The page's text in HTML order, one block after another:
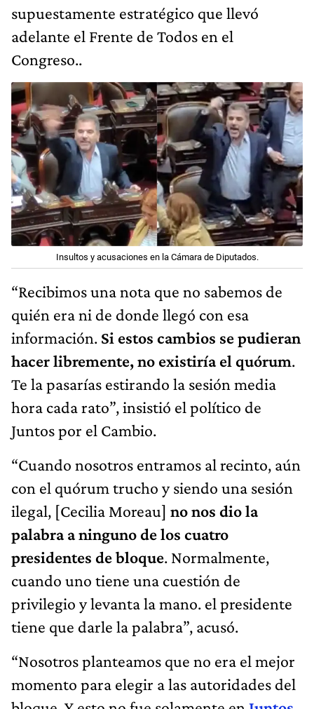
supuestamente estratégico que llevó
adelante el Frente de Todos en el
Congreso..
Insultos y acusaciones en la Cámara de Diputados.
“Recibimos una nota que no sabemos de
quién era ni de donde llegó con esa
información. Si estos cambios se pudieran
hacer libremente, no existiría el quórum.
Te la pasarías estirando la sesión media
hora cada rato”, insistió el político de
Juntos por el Cambio.
“Cuando nosotros entramos al recinto, aún
con el quórum trucho y siendo una sesión
ilegal, [Cecilia Moreau] no nos dio la
palabra a ninguno de los cuatro
presidentes de bloque. Normalmente,
cuando uno tiene una cuestión de
privilegio y levanta la mano. el presidente
tiene que darle la palabra”, acusó.
“Nosotros planteamos que no era el mejor
momento para elegir a las autoridades del